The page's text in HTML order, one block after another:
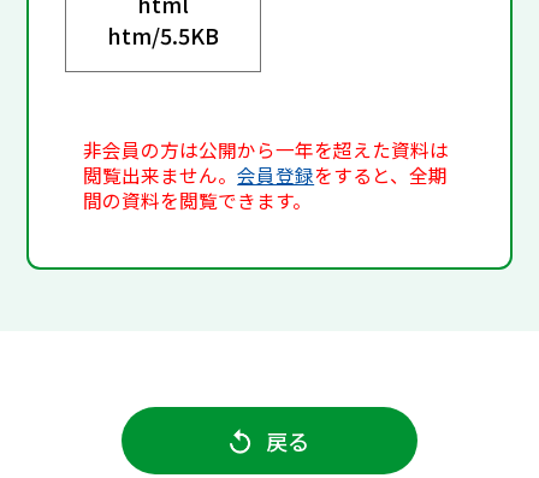
htm/5.5KB
非会員の方は公開から一年を超えた資料は
閲覧出来ません。会員登録をすると、全期
間の資料を閲覧できます。
戻る